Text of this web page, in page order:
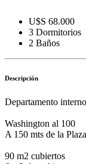
U$S 68.000
3 Dormitorios
2 Baños
Descripción
Departamento
Washington al 100
A 150 mts de la
90 m2 cubiertos